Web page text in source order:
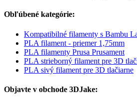
Obľúbené kategórie:
Kompatibilné filamenty s Bambu
PLA filament - priemer 1,75mm
PLA filamenty Prusa Prusament
PLA strieborný filament pre 3D
PLA sivý filament pre 3D tlačiarne
Objavte v obchode 3DJake: